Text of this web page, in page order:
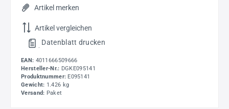
Artikel merken
Artikel vergleichen
Datenblatt drucken
EAN: 4011666509666
Hersteller-Nr.: DGKE095141
Produktnummer: E095141
Gewicht: 1.426 kg
Versand: Paket